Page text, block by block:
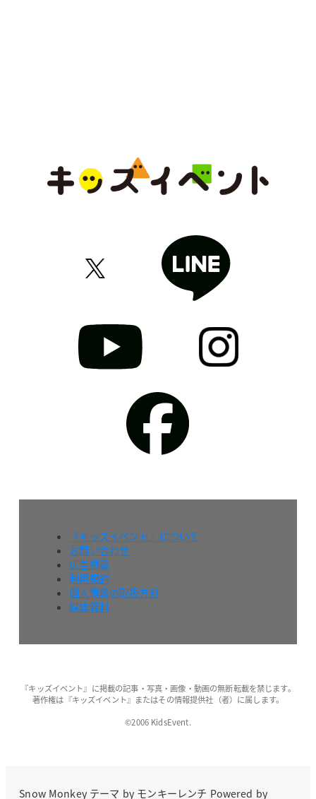
『キッズイベント』について
お問い合わせ
広告掲載
利用規約
個人情報の取扱方針
媒体資料
『キッズイベント』に掲載の記事・写真・画像・動画の無断転載を禁じます。
著作権は『キッズイベント』またはその情報提供社（者）に属します。
©2006 KidsEvent.
Snow Monkeyテーマ by モンキーレンチ Powered by